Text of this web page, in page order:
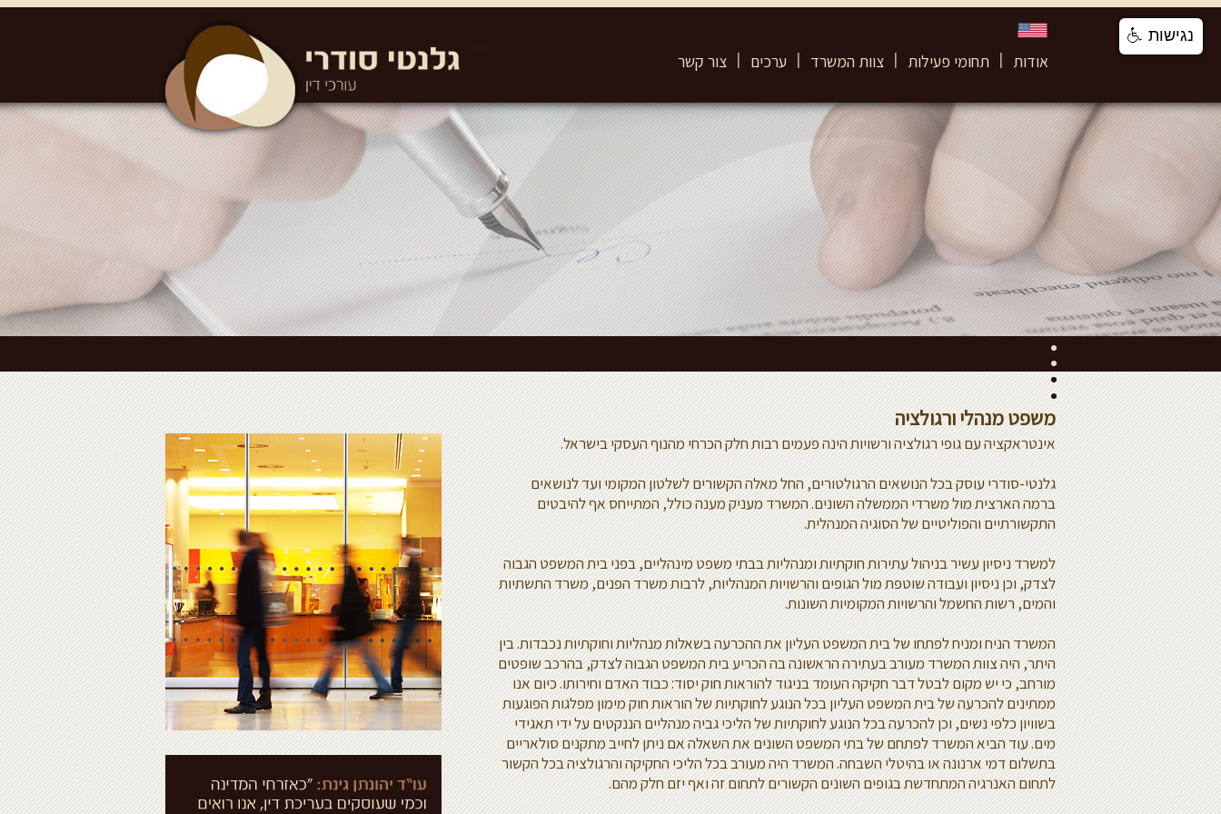
אודות תחומי פעילות צוות המשרד ערכים צור קשר
משפט מנהלי ורגולציה
אינטראקציה עם גופי רגולציה ורשויות הינה פעמים רבות חלק הכרחי מהנוף העסקי בישראל.
גלנטי-סודרי עוסק בכל הנושאים הרגולטורים, החל מאלה הקשורים לשלטון המקומי ועד לנושאים
ברמה הארצית מול משרדי הממשלה השונים. המשרד מעניק מענה כולל, המתייחס אף להיבטים
התקשורתיים והפוליטיים של הסוגיה המנהלית.
למשרד ניסיון עשיר בניהול עתירות חוקתיות ומנהליות בבתי משפט מינהליים, בפני בית המשפט הגבוה
לצדק, וכן ניסיון ועבודה שוטפת מול הגופים והרשויות המנהליות, לרבות משרד הפנים, משרד התשתיות
והמים, רשות החשמל והרשויות המקומיות השונות.
המשרד הניח ומניח לפתחו של בית המשפט העליון את ההכרעה בשאלות מנהליות וחוקתיות נכבדות. בין
היתר, היה צוות המשרד מעורב בעתירה הראשונה בה הכריע בית המשפט הגבוה לצדק, בהרכב שופטים
מורחב, כי יש מקום לבטל דבר חקיקה העומד בניגוד להוראות חוק יסוד: כבוד האדם וחירותו. כיום אנו
ממתינים להכרעה של בית המשפט העליון בכל הנוגע לחוקתיות של הוראות חוק מימון מפלגות הפוגעות
בשוויון כלפי נשים, וכן להכרעה בכל הנוגע לחוקתיות של הליכי גביה מנהליים הננקטים על ידי תאגידי
מים. עוד הביא המשרד לפתחם של בתי המשפט השונים את השאלה אם ניתן לחייב מתקנים סולאריים
בתשלום דמי ארנונה או בהיטלי השבחה. המשרד היה מעורב בכל הליכי החקיקה והרגולציה בכל הקשור
לתחום האנרגיה המתחדשת בגופים השונים הקשורים לתחום זה ואף יזם חלק מהם.
נגישות